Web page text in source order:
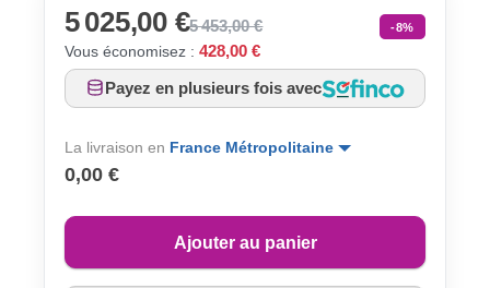
5 025,00 €5 453,00 € -8%
Vous économisez : 428,00 €
Payez en plusieurs fois avec
La livraison en France Métropolitaine
0,00 €
Ajouter au panier